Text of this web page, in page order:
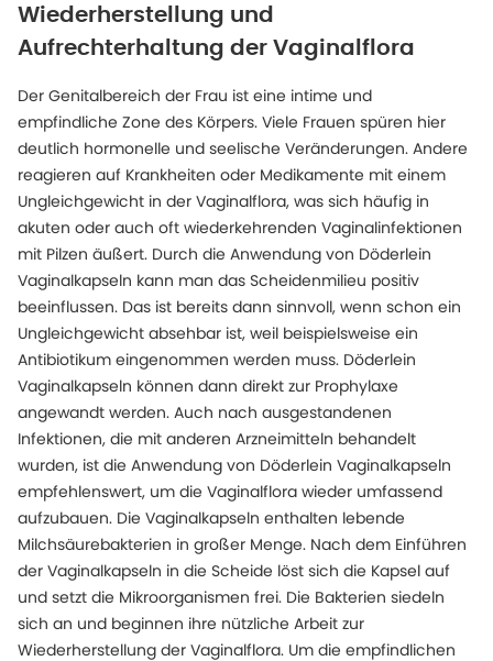
Wiederherstellung und
Aufrechterhaltung der Vaginalflora
Der Genitalbereich der Frau ist eine intime und
empfindliche Zone des Körpers. Viele Frauen spüren hier
deutlich hormonelle und seelische Veränderungen. Andere
reagieren auf Krankheiten oder Medikamente mit einem
Ungleichgewicht in der Vaginalflora, was sich häufig in
akuten oder auch oft wiederkehrenden Vaginalinfektionen
mit Pilzen äußert. Durch die Anwendung von Döderlein
Vaginalkapseln kann man das Scheidenmilieu positiv
beeinflussen. Das ist bereits dann sinnvoll, wenn schon ein
Ungleichgewicht absehbar ist, weil beispielsweise ein
Antibiotikum eingenommen werden muss. Döderlein
Vaginalkapseln können dann direkt zur Prophylaxe
angewandt werden. Auch nach ausgestandenen
Infektionen, die mit anderen Arzneimitteln behandelt
wurden, ist die Anwendung von Döderlein Vaginalkapseln
empfehlenswert, um die Vaginalflora wieder umfassend
aufzubauen. Die Vaginalkapseln enthalten lebende
Milchsäurebakterien in großer Menge. Nach dem Einführen
der Vaginalkapseln in die Scheide löst sich die Kapsel auf
und setzt die Mikroorganismen frei. Die Bakterien siedeln
sich an und beginnen ihre nützliche Arbeit zur
Wiederherstellung der Vaginalflora. Um die empfindlichen